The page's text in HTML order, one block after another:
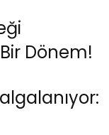
Dönem!